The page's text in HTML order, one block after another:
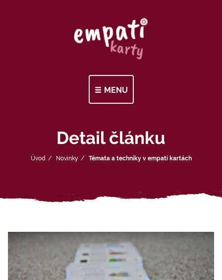
MENU
Detail článku
Úvod Novinky Témata a techniky v empati kartách